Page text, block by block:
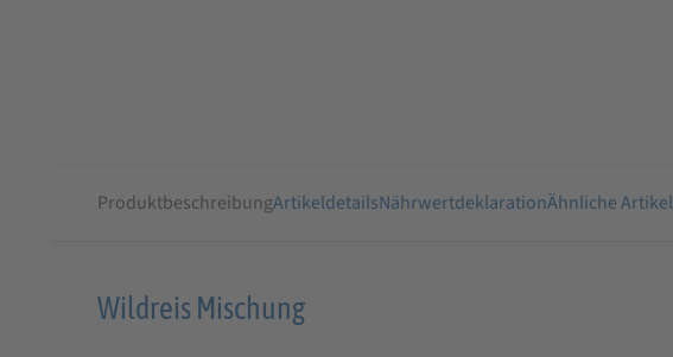
ProduktbeschreibungArtikeldetailsNährwertdeklarationÄhnliche Artikel
Produktbeschreibung
Wildreis Mischung